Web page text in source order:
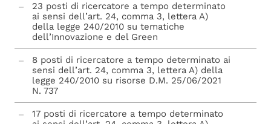
23 posti di ricercatore a tempo determinato
ai sensi dell’art. 24, comma 3, lettera A)
della legge 240/2010 su tematiche
dell’Innovazione e del Green
8 posti di ricercatore a tempo determinato ai
sensi dell’art. 24, comma 3, lettera A) della
legge 240/2010 su risorse D.M. 25/06/2021
N. 737
17 posti di ricercatore a tempo determinato